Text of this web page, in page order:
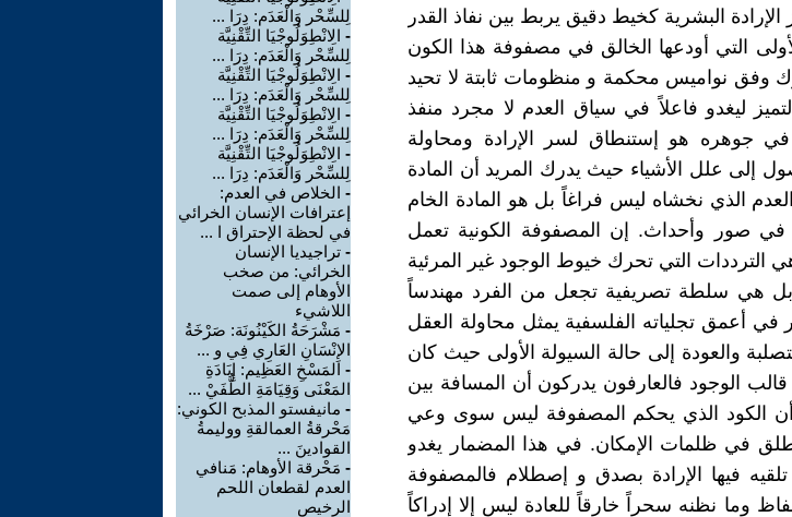
البشرية كخيط دقيق يربط بين نفاذ القدر
التي أودعها الخالق في مصفوفة هذا الكون
وفق نواميس محكمة و منظومات ثابتة لا تحيد
ليغدو فاعلاً في سياق العدم لا مجرد منفذ
في جوهره هو إستنطاق لسر الإرادة ومحاولة
إلى علل الأشياء حيث يدرك المريد أن المادة
الذي نخشاه ليس فراغاً بل هو المادة الخام
في صور وأحداث. إن المصفوفة الكونية تعمل
الترددات التي تحرك خيوط الوجود غير المرئية
بل هي سلطة تصريفية تجعل من الفرد مهندساً
في أعمق تجلياته الفلسفية يمثل محاولة العقل
والعودة إلى حالة السيولة الأولى حيث كان
الوجود فالعارفون يدركون أن المسافة بين
الكود الذي يحكم المصفوفة ليس سوى وعي
في ظلمات الإمكان. في هذا المضمار يغدو
تلقيه فيها الإرادة بصدق و إصطلام فالمصفوفة
وما نظنه سحراً خارقاً للعادة ليس إلا إدراكاً
لِلسِّحْر وَالْعَدَم: دِرَا ...
- الِانْطِوَلُوجْيَا التِّقْنِيَّة
لِلسِّحْر وَالْعَدَم: دِرَا ...
- الِانْطِوَلُوجْيَا التِّقْنِيَّة
لِلسِّحْر وَالْعَدَم: دِرَا ...
- الِانْطِوَلُوجْيَا التِّقْنِيَّة
لِلسِّحْر وَالْعَدَم: دِرَا ...
- الِانْطِوَلُوجْيَا التِّقْنِيَّة
لِلسِّحْر وَالْعَدَم: دِرَا ...
- الخلاص في العدم:
إعترافات الإنسان الخرائي
في لحظة الإحتراق ا ...
- تراجيديا الإنسان
الخرائي: من صخب
الأوهام إلى صمت
اللاشيء
- مَشْرَحَةُ الكَيْنُونَة: صَرْخَةُ
الإِنْسَانِ العَارِي فِي و ...
- المَسْخِ العَظِيم: إِبَادَةِ
المَعْنَى وَقِيَامَةِ الطُّفَيْ ...
- مانيفستو المذبح الكوني:
مَحْرقةُ العمالقةِ ووليمةُ
القوادينَ ...
- مَحْرقة الأوهام: مَنافي
العدم لقطعان اللحم
الرخيص